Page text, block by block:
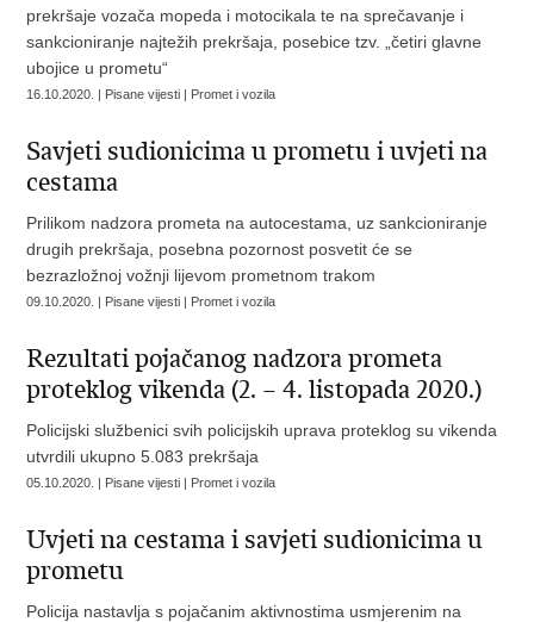
prekršaje vozača mopeda i motocikala te na sprečavanje i
sankcioniranje najtežih prekršaja, posebice tzv. „četiri glavne
ubojice u prometu“
16.10.2020. | Pisane vijesti | Promet i vozila
Savjeti sudionicima u prometu i uvjeti na
cestama
Prilikom nadzora prometa na autocestama, uz sankcioniranje
drugih prekršaja, posebna pozornost posvetit će se
bezrazložnoj vožnji lijevom prometnom trakom
09.10.2020. | Pisane vijesti | Promet i vozila
Rezultati pojačanog nadzora prometa
proteklog vikenda (2. – 4. listopada 2020.)
Policijski službenici svih policijskih uprava proteklog su vikenda
utvrdili ukupno 5.083 prekršaja
05.10.2020. | Pisane vijesti | Promet i vozila
Uvjeti na cestama i savjeti sudionicima u
prometu
Policija nastavlja s pojačanim aktivnostima usmjerenim na